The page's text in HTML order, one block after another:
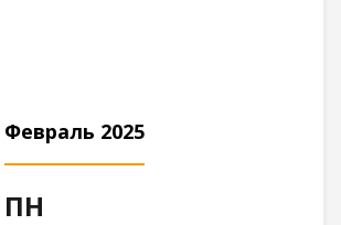
Февраль 2025
ПН